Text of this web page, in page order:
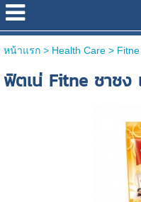
หน้าแรก> Health Care >
ฟิตเน่ Fitne ชาชง